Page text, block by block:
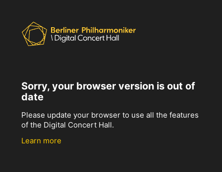
Sorry, your browser version is out of
date
Please update your browser to use all the features
of the Digital Concert Hall.
Learn more